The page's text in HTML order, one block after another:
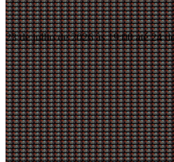
23 de julho de 2026 às 19:00 até 24